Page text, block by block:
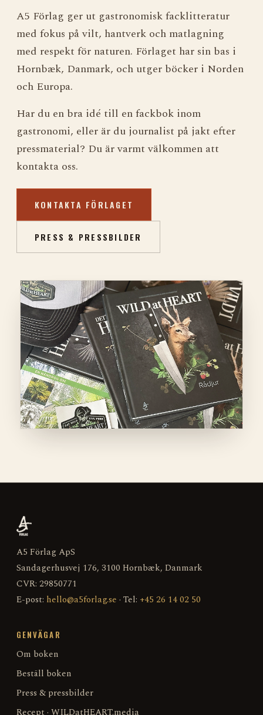
A5 Förlag ger ut gastronomisk facklitteratur
med fokus på vilt, hantverk och matlagning
med respekt för naturen. Förlaget har sin bas i
Hornbæk, Danmark, och utger böcker i Norden
och Europa.
Har du en bra idé till en fackbok inom
gastronomi, eller är du journalist på jakt efter
pressmaterial? Du är varmt välkommen att
kontakta oss.
KONTAKTA FÖRLAGET
PRESS & PRESSBILDER
A5 Förlag ApS
Sandagerhusvej 176, 3100 Hornbæk, Danmark
CVR: 29850771
E-post: hello@a5forlag.se · Tel: +45 26 14 02 50
GENVÄGAR
Om boken
Beställ boken
Press & pressbilder
Recept · WILDatHEART.media